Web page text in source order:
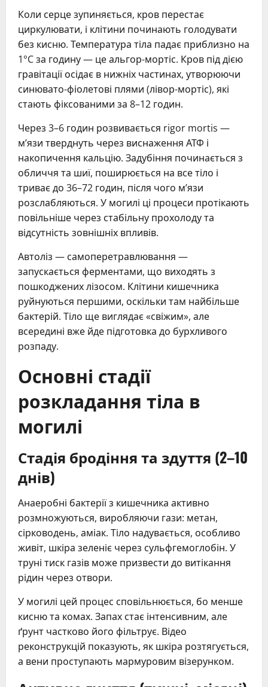
Коли серце зупиняється, кров перестає
циркулювати, і клітини починають голодувати
без кисню. Температура тіла падає приблизно на
1°C за годину — це альгор-мортіс. Кров під дією
гравітації осідає в нижніх частинах, утворюючи
синювато-фіолетові плями (лівор-мортіс), які
стають фіксованими за 8–12 годин.
Через 3–6 годин розвивається rigor mortis —
м’язи тверднуть через виснаження АТФ і
накопичення кальцію. Задубіння починається з
обличчя та шиї, поширюється на все тіло і
триває до 36–72 годин, після чого м’язи
розслабляються. У могилі ці процеси протікають
повільніше через стабільну прохолоду та
відсутність зовнішніх впливів.
Автоліз — самоперетравлювання —
запускається ферментами, що виходять з
пошкоджених лізосом. Клітини кишечника
руйнуються першими, оскільки там найбільше
бактерій. Тіло ще виглядає «свіжим», але
всередині вже йде підготовка до бурхливого
розпаду.
Основні стадії
розкладання тіла в
могилі
Стадія бродіння та здуття (2–10
днів)
Анаеробні бактерії з кишечника активно
розмножуються, виробляючи гази: метан,
сірководень, аміак. Тіло надувається, особливо
живіт, шкіра зеленіє через сульфгемоглобін. У
труні тиск газів може призвести до витікання
рідин через отвори.
У могилі цей процес сповільнюється, бо менше
кисню та комах. Запах стає інтенсивним, але
ґрунт частково його фільтрує. Відео
реконструкцій показують, як шкіра розтягується,
а вени проступають мармуровим візерунком.